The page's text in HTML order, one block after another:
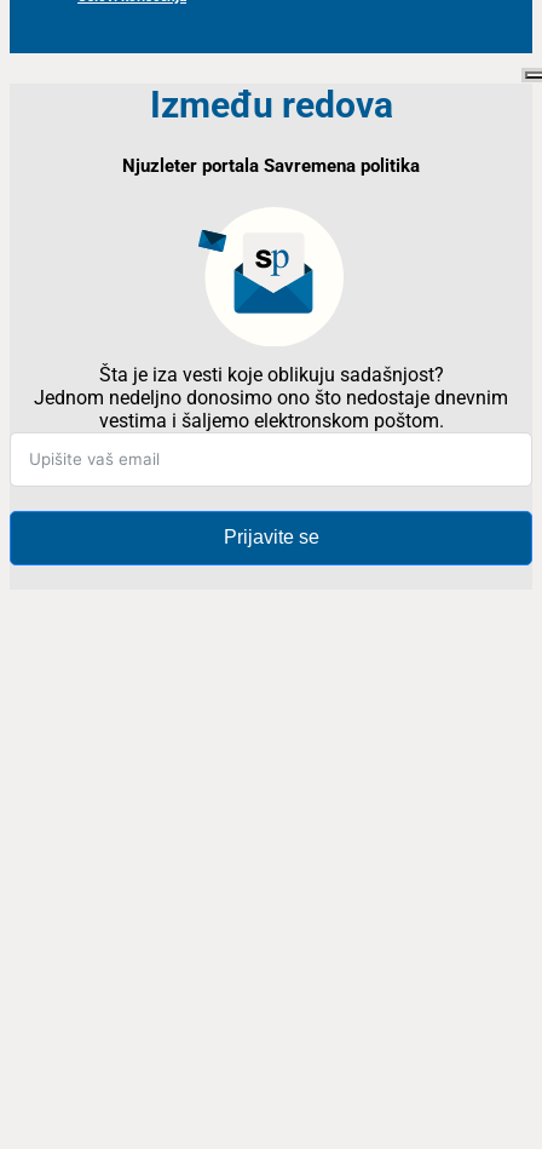
Između redova
Njuzleter portala Savremena politika
Šta je iza vesti koje oblikuju sadašnjost?
Jednom nedeljno donosimo ono što nedostaje dnevnim
vestima i šaljemo elektronskom poštom.
Prijavite se